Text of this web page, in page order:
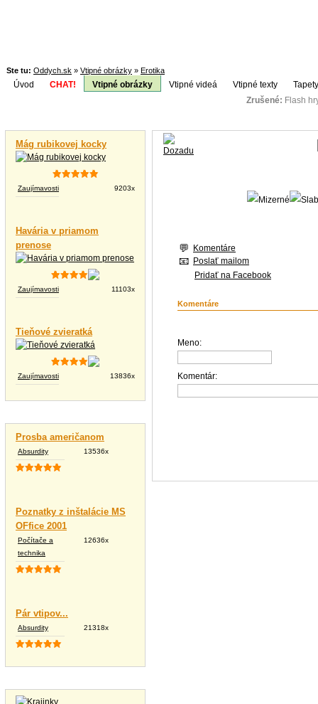
Ste tu: Oddych.sk » Vtipné obrázky » Erotika
Úvod CHAT! Vtipné obrázky Vtipné videá Vtipné texty
Zrušené: Flash
Mág rubikovej kocky
Zaujímavosti 9203x
Havária v priamom
prenose
Zaujímavosti 11103x
Tieňové zvieratká
Zaujímavosti 13836x
Prosba američanom
Absurdity 13536x
Poznatky z inštalácie MS
OFfice 2001
Počítače a
technika
12636x
Pár vtipov...
Absurdity 21318x
Komentáre
Poslať mailom
Pridať na Facebook
Komentáre
Meno:
Komentár: